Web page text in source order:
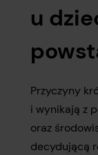
u
Przyczyny
i wynikają z
oraz
decydującą